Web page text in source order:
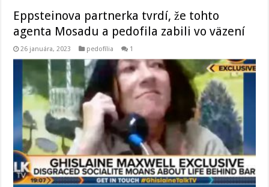
Eppsteinova partnerka tvrdí, že tohto
agenta Mosadu a pedofila zabili vo väzení
26 januára, 2023 pedofília 1